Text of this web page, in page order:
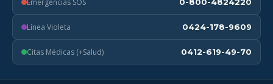
Línea Violeta 0424-178-9609
Citas Médicas (+Salud) 0412-619-49-70